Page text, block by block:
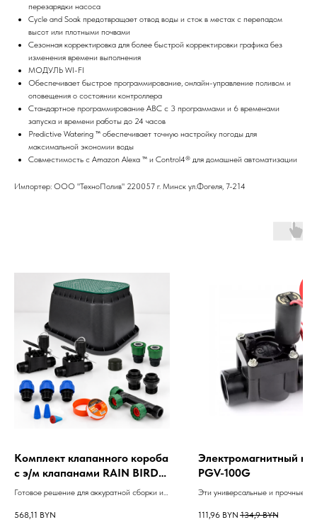
перезарядки насоса
Cycle and Soak предотвращает отвод воды и сток в местах с перепадом
высот или плотными почвами
Сезонная корректировка для более быстрой корректировки графика без
изменения времени выполнения
МОДУЛЬ WI-FI
Обеспечивает быстрое программирование, онлайн-управление поливом и
оповещения о состоянии контроллера
Стандартное программирование ABC с 3 программами и 6 временами
запуска и времени работы до 24 часов
Predictive Watering ™ обеспечивает точную настройку погоды для
максимальной экономии воды
Совместимость с Amazon Alexa ™ и Control4® для домашней автоматизации
Импортер: ООО "ТехноПолив" 220057 г. Минск ул.Фогеля, 7-214
Комплект клапанного короба
с э/м клапанами RAIN BIRD
100 HV на 2 зоны
Готовое решение для аккуратной сборки и
568,11 BYN
Электромагнитный
PGV-100G
Эти универсальные и прочные
111,96 BYN 134,9 BYN